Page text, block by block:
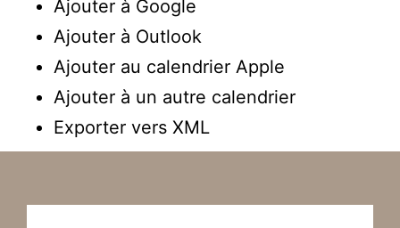
Ajouter à Google
Ajouter à Outlook
Ajouter au calendrier Apple
Ajouter à un autre calendrier
Exporter vers XML